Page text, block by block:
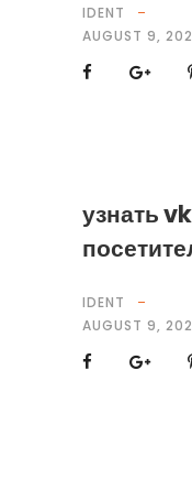
IDENT
AUGUST 9,
узнать
IDENT
AUGUST 9,